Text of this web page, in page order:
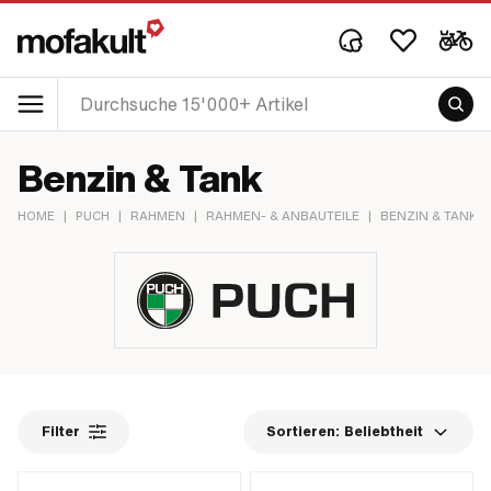
Benzin & Tank
HOME | PUCH | RAHMEN | RAHMEN- & ANBAUTEILE | BENZIN & TANK
Filter Sortieren: Beliebtheit